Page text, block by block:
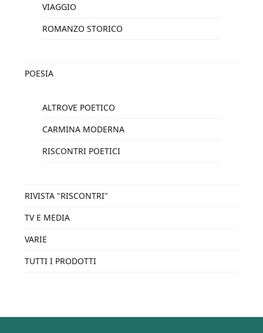
VIAGGIO
ROMANZO STORICO
POESIA
ALTROVE POETICO
CARMINA MODERNA
RISCONTRI POETICI
RIVISTA "RISCONTRI"
TV E MEDIA
VARIE
TUTTI I PRODOTTI